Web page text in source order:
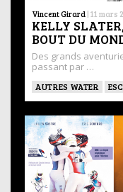
Vincent Girard | 11 mars
KELLY
BOUT DU
Des grands
passant par …
AUTRES WATER